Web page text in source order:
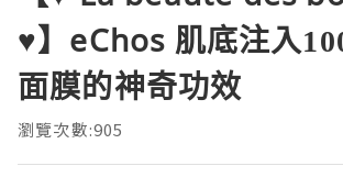
♥】eChos 肌底注入
面膜的神奇功效
瀏覽次數:905